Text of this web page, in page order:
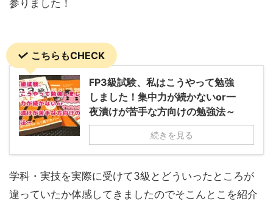
参りました！
こちらもCHECK
FP3級試験、私はこうやって勉強
しました！集中力が続かないor一
夜漬けが苦手な方向けの勉強法～
続きを見る
学科・実技を実際に受けて3級とどういったところが
違っていたか体感してきましたのでそこんとこを紹介